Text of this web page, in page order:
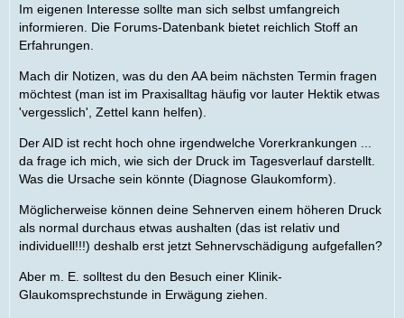
Im eigenen Interesse sollte man sich selbst umfangreich
informieren. Die Forums-Datenbank bietet reichlich Stoff an
Erfahrungen.
Mach dir Notizen, was du den AA beim nächsten Termin fragen
möchtest (man ist im Praxisalltag häufig vor lauter Hektik etwas
'vergesslich', Zettel kann helfen).
Der AID ist recht hoch ohne irgendwelche Vorerkrankungen ...
da frage ich mich, wie sich der Druck im Tagesverlauf darstellt.
Was die Ursache sein könnte (Diagnose Glaukomform).
Möglicherweise können deine Sehnerven einem höheren Druck
als normal durchaus etwas aushalten (das ist relativ und
individuell!!!) deshalb erst jetzt Sehnervschädigung aufgefallen?
Aber m. E. solltest du den Besuch einer Klinik-
Glaukomsprechstunde in Erwägung ziehen.